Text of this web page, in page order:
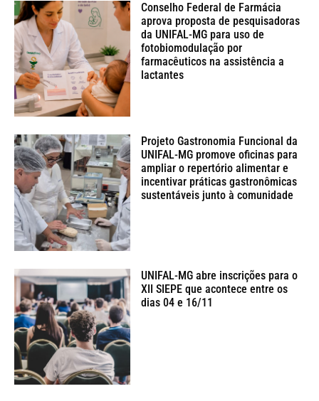
Conselho Federal de Farmácia
aprova proposta de pesquisadoras
da UNIFAL-MG para uso de
fotobiomodulação por
farmacêuticos na assistência a
lactantes
Projeto Gastronomia Funcional da
UNIFAL-MG promove oficinas para
ampliar o repertório alimentar e
incentivar práticas gastronômicas
sustentáveis junto à comunidade
UNIFAL-MG abre inscrições para o
XII SIEPE que acontece entre os
dias 04 e 16/11